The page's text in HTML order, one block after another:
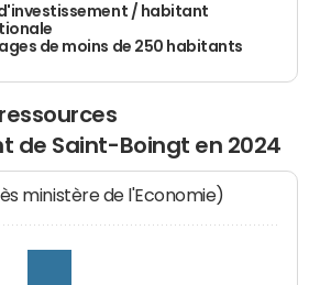
/ habitant
de moins de 250 habitants
de Saint-Boingt en 2024
ministère de l'Economie)